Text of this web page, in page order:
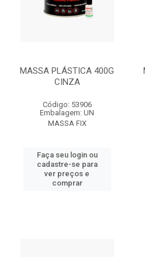
MASSA PLÁSTICA 400G
CINZA
Código: 53906
Embalagem: UN
MASSA FIX
Faça seu login ou
cadastre-se para
ver preços e
comprar